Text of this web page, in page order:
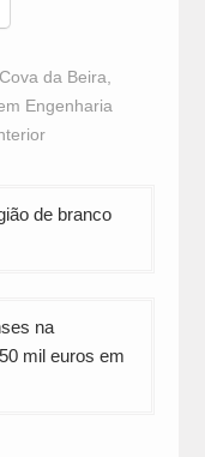
da Beira
Engenharia
de branco
na
mil euros em